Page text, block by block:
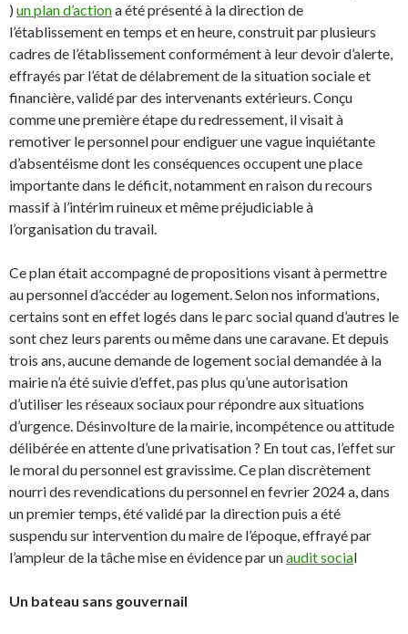
) un plan d’actiona été présenté à la direction de
l’établissement en temps et en heure, construit par plusieurs
cadres de l’établissement conformément à leur devoir d’alerte,
effrayés par l’état de délabrement de la situation sociale et
financière, validé par des intervenants extérieurs. Conçu
comme une première étape du redressement, il visait à
remotiver le personnel pour endiguer une vague inquiétante
d’absentéisme dont les conséquences occupent une place
importante dans le déficit, notamment en raison du recours
massif à l’intérim ruineux et même préjudiciable à
l’organisation du travail.
Ce plan était accompagné de propositions visant à permettre
au personnel d’accéder au logement. Selon nos informations,
certains sont en effet logés dans le parc social quand d’autres le
sont chez leurs parents ou même dans une caravane. Et depuis
trois ans, aucune demande de logement social demandée à la
mairie n’a été suivie d’effet, pas plus qu’une autorisation
d’utiliser les réseaux sociaux pour répondre aux situations
d’urgence. Désinvolture de la mairie, incompétence ou attitude
délibérée en attente d’une privatisation ? En tout cas, l’effet sur
le moral du personnel est gravissime. Ce plan discrètement
nourri des revendications du personnel en fevrier 2024 a, dans
un premier temps, été validé par la direction puis a été
suspendu sur intervention du maire de l’époque, effrayé par
l’ampleur de la tâche mise en évidence par unaudit social
Un bateau sans gouvernail